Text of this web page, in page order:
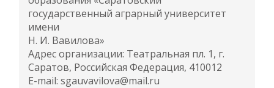
государственный аграрный университет
имени
Н. И. Вавилова»
Адрес организации: Театральная пл. 1, г.
Саратов, Российская Федерация, 410012
E-mail: sgauvavilova@mail.ru